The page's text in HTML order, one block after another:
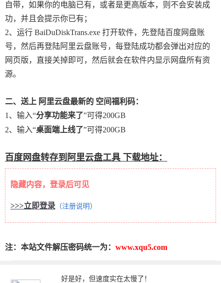
自带，如果你的电脑已有，或者是更高版本，则不会安装成
功，并且会提示你已有；
2、运行 BaiDuDiskTrans.exe 打开软件，先登陆百度网盘账
号，然后再登陆阿里云盘账号，每登陆成功都会弹出对应的
网页版，直接关掉即可，然后就会在软件内显示网盘所有资
源。
二、送上 阿里云盘最新的 空间福利码：
1、输入“分享功能来了”可得200GB
2、输入“桌面端上线了”可得200GB
百度网盘转存到阿里云盘工具 下载地址：
隐藏内容，登录后可见
>>>立即登录 （注册说明）
注：本站文件解压密码统一为： www.xqu5.com
好是好，但速度实在太慢了！